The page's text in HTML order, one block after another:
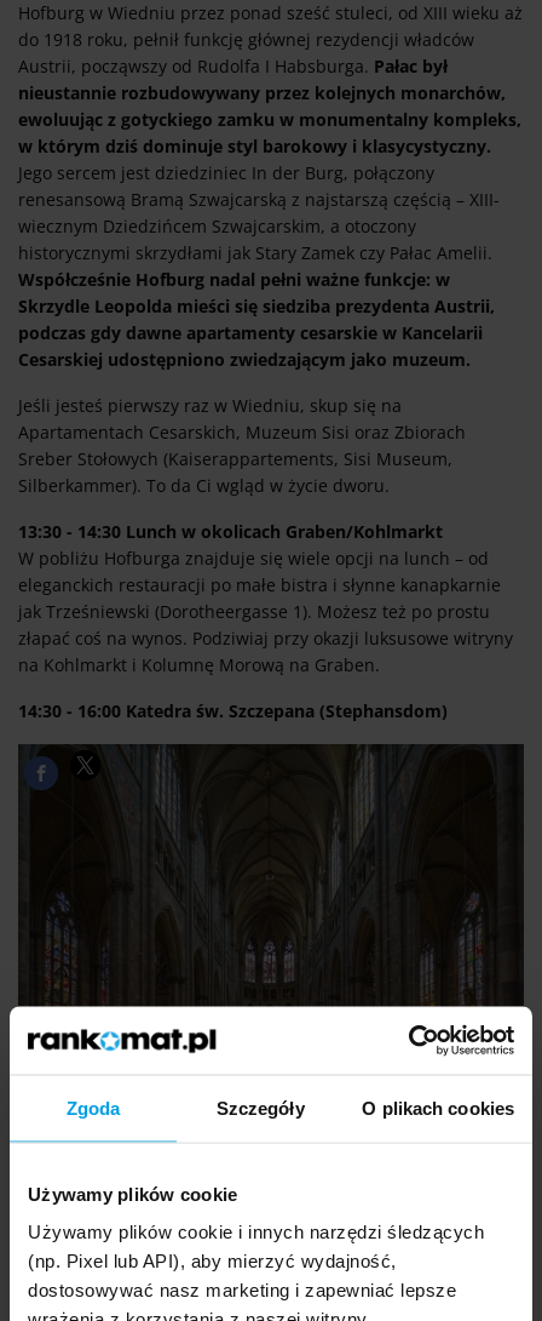
Zgoda Szczegóły O plikach cookies
Używamy plików cookie
Używamy plików cookie i innych narzędzi śledzących
(np. Pixel lub API), aby mierzyć wydajność,
dostosowywać nasz marketing i zapewniać lepsze
Hofburg w Wiedniu przez ponad sześć stuleci, od XIII wieku aż
do 1918 roku, pełnił funkcję głównej rezydencji władców
Austrii, począwszy od Rudolfa I Habsburga. Pałac był
nieustannie rozbudowywany przez kolejnych monarchów,
ewoluując z gotyckiego zamku w monumentalny kompleks,
w którym dziś dominuje styl barokowy i klasycystyczny.
Jego sercem jest dziedziniec In der Burg, połączony
renesansową Bramą Szwajcarską z najstarszą częścią – XIII-
wiecznym Dziedzińcem Szwajcarskim, a otoczony
historycznymi skrzydłami jak Stary Zamek czy Pałac Amelii.
Współcześnie Hofburg nadal pełni ważne funkcje: w
Skrzydle Leopolda mieści się siedziba prezydenta Austrii,
podczas gdy dawne apartamenty cesarskie w Kancelarii
Cesarskiej udostępniono zwiedzającym jako muzeum.
Jeśli jesteś pierwszy raz w Wiedniu, skup się na
Apartamentach Cesarskich, Muzeum Sisi oraz Zbiorach
Sreber Stołowych (Kaiserappartements, Sisi Museum,
Silberkammer). To da Ci wgląd w życie dworu.
13:30 - 14:30 Lunch w okolicach Graben/Kohlmarkt
W pobliżu Hofburga znajduje się wiele opcji na lunch – od
eleganckich restauracji po małe bistra i słynne kanapkarnie
jak Trześniewski (Dorotheergasse 1). Możesz też po prostu
złapać coś na wynos. Podziwiaj przy okazji luksusowe witryny
na Kohlmarkt i Kolumnę Morową na Graben.
14:30 - 16:00 Katedra św. Szczepana (Stephansdom)
Spacerem (ok. 5-10 minut od Graben) dotrzesz do serca